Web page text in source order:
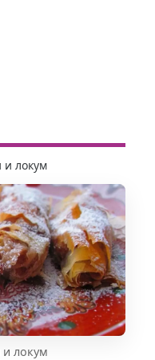
и локум
и локум